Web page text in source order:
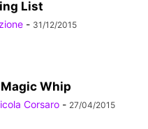
List
- 31/12/2015
Whip
Corsaro - 27/04/2015